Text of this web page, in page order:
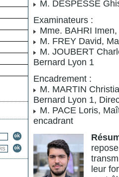
M. DESPESSE
Examinateurs :
Mme. BAHRI
M. FREY David,
M. JOUBERT
Bernard Lyon 1
Encadrement :
M. MARTIN
Bernard Lyon 1,
M. PACE Loris,
encadrant
leur